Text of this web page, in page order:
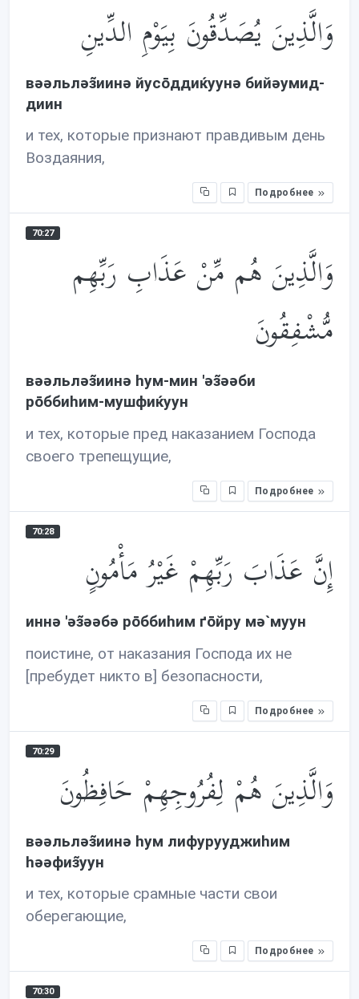
وَالَّذِينَ يُصَدِّقُونَ بِيَوْمِ الدِّينِ
вəəльлəз̃иинə йусōддиќуунə бийəумид-
диин
и тех, которые признают правдивым день
Воздаяния,
Подробнее
70:27
وَالَّذِينَ هُم مِّنْ عَذَابِ رَبِّهِم
مُّشْفِقُونَ
вəəльлəз̃иинə hум-мин 'əз̃əəби
рōббиhим-мушфиќуун
и тех, которые пред наказанием Господа
своего трепещущие,
Подробнее
70:28
إِنَّ عَذَابَ رَبِّهِمْ غَيْرُ مَأْمُونٍ
иннə 'əз̃əəбə рōббиhим ґōйру мə`муун
поистине, от наказания Господа их не
[пребудет никто в] безопасности,
Подробнее
70:29
وَالَّذِينَ هُمْ لِفُرُوجِهِمْ حَافِظُونَ
вəəльлəз̃иинə hум лифурууджиhим
həəфиз̃уун
и тех, которые срамные части свои
оберегающие,
Подробнее
70:30